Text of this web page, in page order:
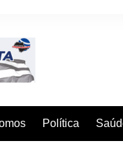
Política